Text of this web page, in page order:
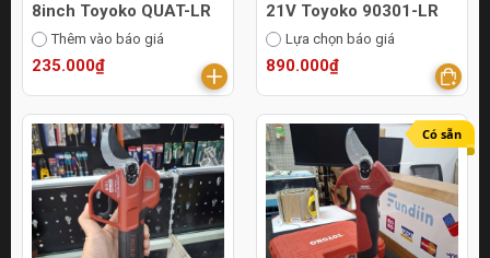
8inch Toyoko QUAT-LR
Thêm vào báo giá
235.000₫
21V Toyoko 90301-LR
Lựa chọn báo giá
890.000₫
Có sẵn